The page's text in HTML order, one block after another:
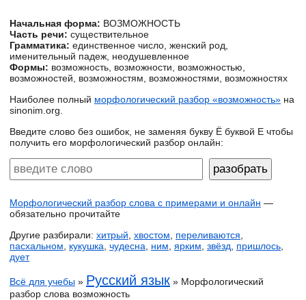
Начальная форма: ВОЗМОЖНОСТЬ
Часть речи: существительное
Грамматика: единственное число, женский род,
именительный падеж, неодушевленное
Формы: возможность, возможности, возможностью,
возможностей, возможностям, возможностями, возможностях
Наиболее полный морфологический разбор «возможность» на
sinonim.org.
Введите слово без ошибок, не заменяя букву Ё буквой Е чтобы
получить его морфологический разбор онлайн:
Морфологический разбор слова с примерами и онлайн —
обязательно прочитайте
Другие разбирали: хитрый хвостом переливаются
пасхальном
кукушка чудесна ним ярким звёзд пришлось
дует
Всё для учебы » Русский язык » Морфологический
разбор слова возможность